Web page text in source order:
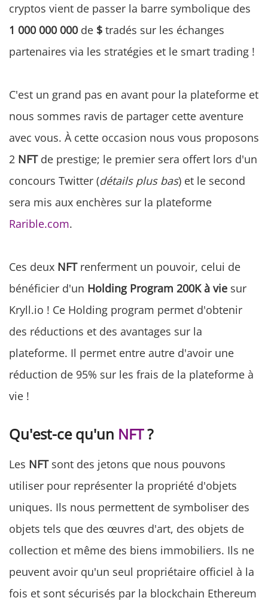
cryptos vient de passer la barre symbolique des
1 000 000 000 de $ tradés sur les échanges
partenaires via les stratégies et le smart trading !
C'est un grand pas en avant pour la plateforme et
nous sommes ravis de partager cette aventure
avec vous. À cette occasion nous vous proposons
2 NFTde prestige; le premier sera offert lors d'un
concours Twitter (détails plus bas) et le second
sera mis aux enchères sur la plateforme
Rarible.com.
Ces deux NFT renferment un pouvoir, celui de
bénéficier d'un Holding Program 200K à vie sur
Kryll.io ! Ce Holding program permet d'obtenir
des réductions et des avantages sur la
plateforme. Il permet entre autre d'avoir une
réduction de 95% sur les frais de la plateforme à
vie !
Qu'est-ce qu'un NFT?
Les NFTsont des jetons que nous pouvons
utiliser pour représenter la propriété d'objets
uniques. Ils nous permettent de symboliser des
objets tels que des œuvres d'art, des objets de
collection et même des biens immobiliers. Ils ne
peuvent avoir qu'un seul propriétaire officiel à la
fois et sont sécurisés par la blockchain Ethereum